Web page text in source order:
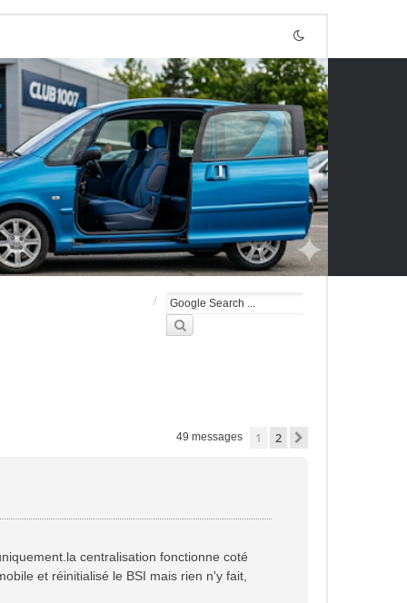
49 messages 1 2
centralisation fonctionne coté
et réinitialisé le BSI mais rien n'y fait,